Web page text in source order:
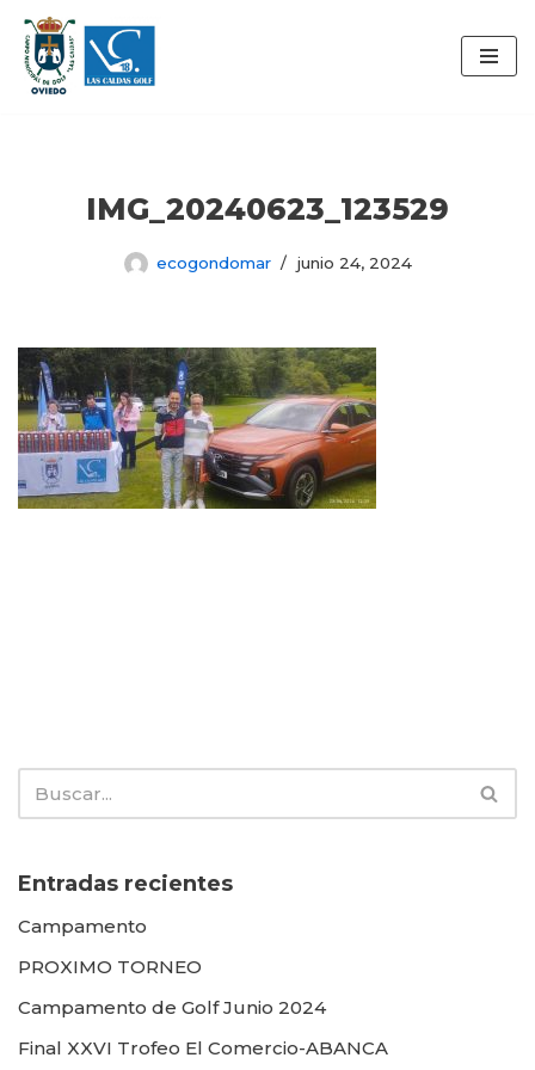
Saltar
al
IMG_20240623_123529
ecogondomar junio 24, 2024
Entradas recientes
Campamento
PROXIMO TORNEO
Campamento de Golf Junio 2024
Final XXVI Trofeo El Comercio-ABANCA